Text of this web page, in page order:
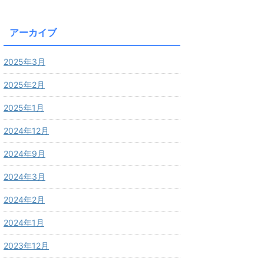
アーカイブ
2025年3月
2025年2月
2025年1月
2024年12月
2024年9月
2024年3月
2024年2月
2024年1月
2023年12月